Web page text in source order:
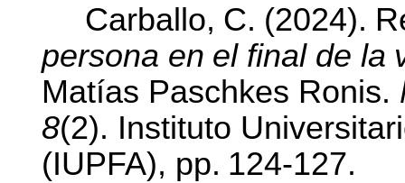
Carballo, C. (2024).
persona en el final de la
Matías Paschkes Ronis.
8(2). Instituto
(IUPFA), pp. 124-127.